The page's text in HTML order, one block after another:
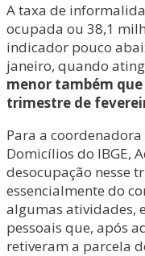
A taxa de
ocupada ou 38,1
indicador pouco
janeiro, quando
menor também que
trimestre de
Para a
Domicílios do IBGE,
desocupação nesse
essencialmente do
algumas atividades,
pessoais que, após
retiveram a parcela